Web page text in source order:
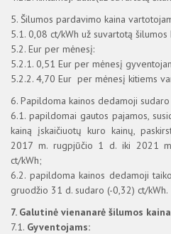
5. Šilumos pardavimo kaina
5.1. 0,08 ct/kWh už suvartotą šilumos
5.2. Eur per mėnesį:
5.2.1. 0,51 Eur per mėnesį
5.2.2. 4,70 Eur per mėnesį kitiems
6. Papildoma kainos dedamoji
6.1. papildomai gautos pajamos,
kainą įskaičiuotų kuro kainų,
2017 m. rugpjūčio 1 d. iki 2021
ct/kWh;
6.2. papildoma kainos dedamoji
gruodžio 31 d. sudaro (-0,32) ct/kWh.
7. Galutinė vienanarė šilumos
7.1. Gyventojams: